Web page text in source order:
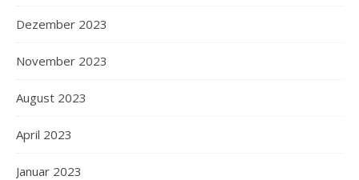
Dezember 2023
November 2023
August 2023
April 2023
Januar 2023